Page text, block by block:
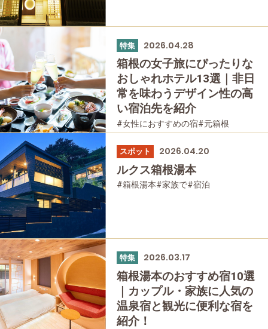
特集 2026.04.28
箱根の女子旅にぴったりな
おしゃれホテル13選｜非日
常を味わうデザイン性の高
い宿泊先を紹介
#女性におすすめの宿#元箱根
#箱根湯本#宮ノ下#強羅#仙石原
#桃源台#温泉#友人グループで
#宿泊#母と娘で
スポット 2026.04.20
ルクス箱根湯本
#箱根湯本#家族で#宿泊
特集 2026.03.17
箱根湯本のおすすめ宿10選
｜カップル・家族に人気の
温泉宿と観光に便利な宿を
紹介！